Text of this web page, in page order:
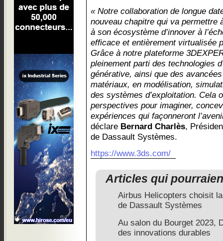
« Notre collaboration de longue
nouveau chapitre qui va permettre
à son écosystème d’innover à
efficace et entièrement virtualisée
Grâce à notre plateforme
pleinement parti des technologies
générative, ainsi que des
matériaux, en modélisation,
des systèmes d’exploitation. Cela
perspectives pour imaginer,
expériences qui façonneront
déclare Bernard Charlès,
de Dassault Systèmes.
https://www.3ds.com/
Articles qui
Airbus Helicopters choisit
de Dassault Systèmes
Au salon du Bourget 2023,
des innovations durables